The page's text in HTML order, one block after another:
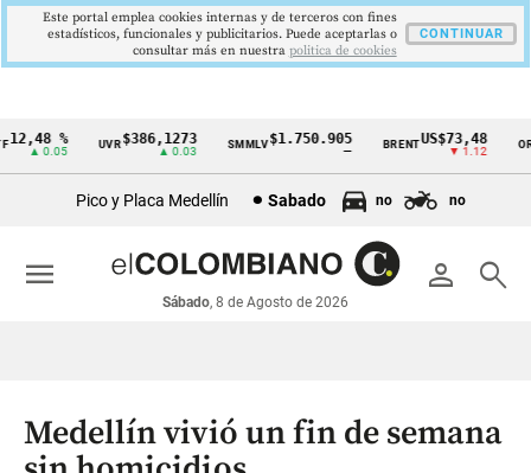
Cintillo
económicos
Colombia
%
▲ 0.05
UVR$386,1273
▲ 0.03
SMMLV$1.750.905 BRENTUS$73,48
▼ 1.12
ORO
Pico y Placa Medellín Sabado no no
person search
Sábado, 8 de Agosto de 2026
menu
Medellín vivió un fin de semana
Este portal emplea cookies internas y de terceros con fines
estadísticos, funcionales y publicitarios. Puede aceptarlas o
consultar más en nuestra politica de cookies
CONTINUAR